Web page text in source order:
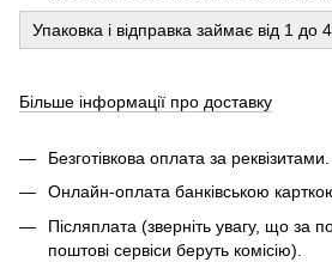
Упаковка і відправка займає від 1 до 4
Більше інформації про доставку
Безготівкова оплата за реквізитами.
Онлайн-оплата банківською
Післяплата (зверніть увагу, що за
поштові сервіси беруть комісію).